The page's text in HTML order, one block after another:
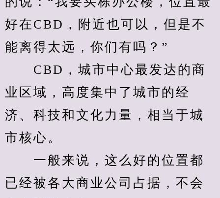
好在CBD，附近也可以，但是不
能离得太远，你们有吗？”
CBD，城市中心最发达的商
业区域，高度集中了城市的经
济、科技和文化力量，相当于城
市核心。
一般来说，这么好的位置都
已经被各大商业公司占据，不会